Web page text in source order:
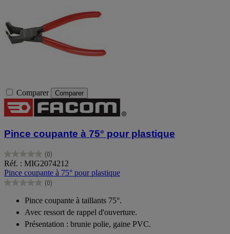
Comparer Comparer
Pince coupante à 75° pour plastique
(0)
0.0
sur
5
étoiles.
Réf. : MIG2074212
Pince coupante à 75° pour plastique
(0)
0.0
étoiles.
Pince coupante à taillants 75°.
Avec ressort de rappel d'ouverture.
Présentation : brunie polie, gaine PVC.